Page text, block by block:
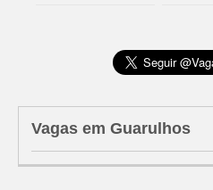
Vagas em Guarulhos